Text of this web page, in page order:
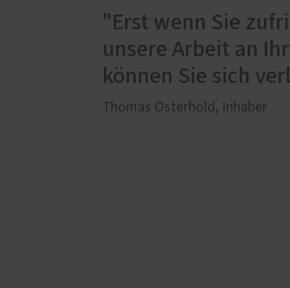
"Erst wenn Sie
unsere Arbeit an
können Sie sich
Thomas Osterhold, Inhaber